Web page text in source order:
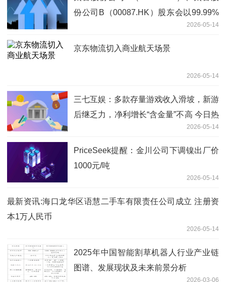
份公司B（00087.HK）股东会以99.99%
2026-05-14
京东物流切入商业航天场景
2026-05-14
三七互娱：多款存量游戏收入滑坡，新游
后继乏力，净利增长“含金量”不高 今日热
2026-05-14
PriceSeek提醒：金川公司下调镍出厂价
1000元/吨
2026-05-14
最新资讯:海口龙华区语慧二手车有限责任公司成立 注册资
本1万人民币
2026-05-14
2025年中国智能割草机器人行业产业链
图谱、发展现状及未来前景分析
2026-03-06